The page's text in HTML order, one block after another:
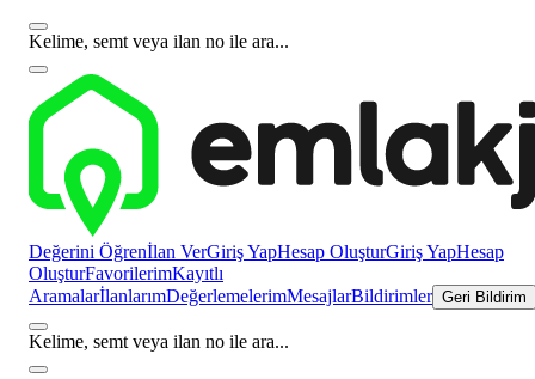
Kelime, semt veya ilan no ile ara...
Değerini Öğrenİlan VerGiriş YapHesap OluşturGiriş YapHesap
OluşturFavorilerimKayıtlı
AramalarİlanlarımDeğerlemelerimMesajlarBildirimler Geri Bildirim
Kelime, semt veya ilan no ile ara...